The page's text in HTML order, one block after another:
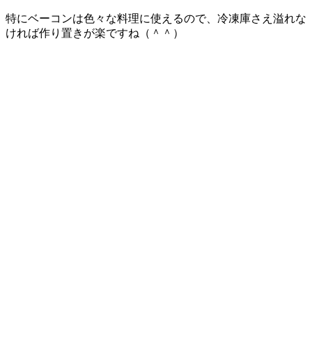
特にベーコンは色々な料理に使えるので、冷凍庫さえ溢れな
ければ作り置きが楽ですね（＾＾）